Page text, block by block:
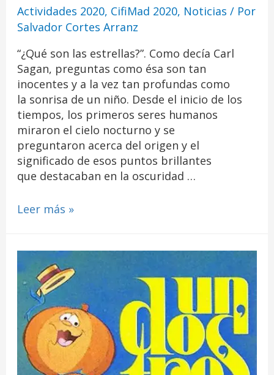
Actividades 2020, CifiMad 2020, Noticias / Por
Salvador Cortes Arranz
“¿Qué son las estrellas?”. Como decía Carl
Sagan, preguntas como ésa son tan
inocentes y a la vez tan profundas como
la sonrisa de un niño. Desde el inicio de los
tiempos, los primeros seres humanos
miraron el cielo nocturno y se
preguntaron acerca del origen y el
significado de esos puntos brillantes
que destacaban en la oscuridad …
Leer más »